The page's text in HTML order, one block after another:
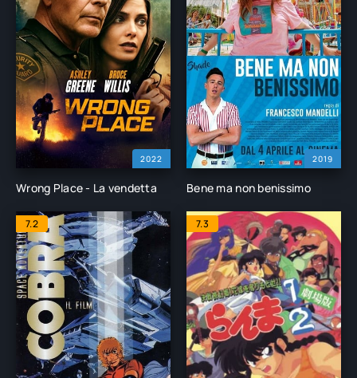
2022
Wrong Place - La vendetta
2019
Bene ma non benissimo
7.2 7.3